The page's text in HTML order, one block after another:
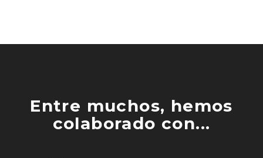
Entre muchos, hemos
colaborado con...